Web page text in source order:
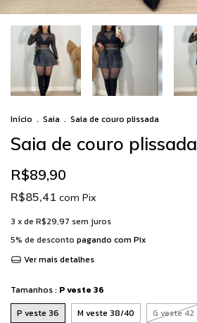
Início . Saia . Saia de couro plissada
Saia de couro plissada
R$89,90
R$85,41 com Pix
3 x de R$29,97 sem juros
5% de desconto pagando com Pix
Ver mais detalhes
Tamanhos : P veste 36
P veste 36
M veste 38/40 G veste 42